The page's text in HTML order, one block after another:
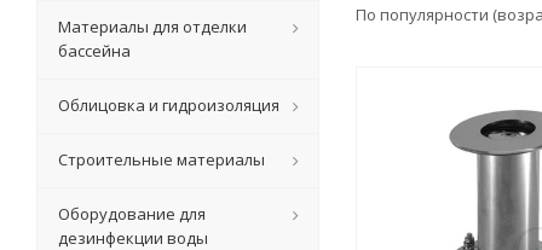
По популярности
Материалы для отделки
бассейна
Облицовка и гидроизоляция
Строительные материалы
Оборудование для
дезинфекции воды